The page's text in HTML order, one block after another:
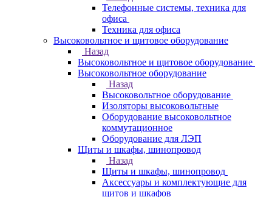
Телефонные системы, техника для
офиса
Техника для офиса
Высоковольтное и щитовое оборудование
Назад
Высоковольтное и щитовое оборудование
Высоковольтное оборудование
Назад
Высоковольтное оборудование
Изоляторы высоковольтные
Оборудование высоковольтное
коммутационное
Оборудование для ЛЭП
Щиты и шкафы, шинопровод
Назад
Щиты и шкафы, шинопровод
Аксессуары и комплектующие для
щитов и шкафов